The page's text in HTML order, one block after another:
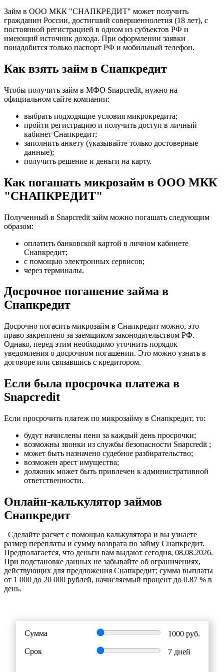
Займ в ООО МКК "СНАПКРЕДИТ" может получить
гражданин России, достигший совершеннолетия (18 лет), с
постоянной регистрацией в одном из субъектов РФ и
имеющий источник дохода. При оформлении заявки
понадобится только паспорт РФ и мобильный телефон.
Как взять займ в Снапкредит
Чтобы получить займ в МФО Snapcredit, нужно на
официальном сайте компании:
выбрать подходящие условия микрокредита;
пройти регистрацию и получить доступ в личный
кабинет Снапкредит;
заполнить анкету (указывайте только достоверные
данные);
получить решение и деньги на карту.
Как погашать микрозайм в ООО МКК
"СНАПКРЕДИТ"
Полученный в Snapcredit займ можно погашать следующим
образом:
оплатить банковской картой в личном кабинете
Снапкредит;
с помощью электронных сервисов;
через терминалы.
Досрочное погашение займа в
Снапкредит
Досрочно погасить микрозайм в Снапкредит можно, это
право закреплено за заемщиком законодательством РФ.
Однако, перед этим необходимо уточнить порядок
уведомления о досрочном погашении. Это можно узнать в
договоре или связавшись с кредитором.
Если была просрочка платежа в
Snapcredit
Если просрочить платеж по микрозайму в Снапкредит, то:
будут начислены пени за каждый день просрочки;
возможны звонки из службы безопасности Snapcredit ;
может быть назначено судебное разбирательство;
возможен арест имущества;
должник может быть привлечен к административной
ответственности.
Онлайн-калькулятор займов
Снапкредит
Cделайте расчет c помощью калькулятора и вы узнаете
размер переплаты и сумму возврата по займу Снапкредит.
Предполагается, что деньги вам выдают сегодня, 08.08.2026.
При подстановке данных не забывайте об ограничениях,
действующих для предложения Снапкредит: сумма выплаты
от 1 000 до 20 000 рублей, начисляемый процент до 0.87 % в
день.
Сумма 1000руб.
Срок 7дней